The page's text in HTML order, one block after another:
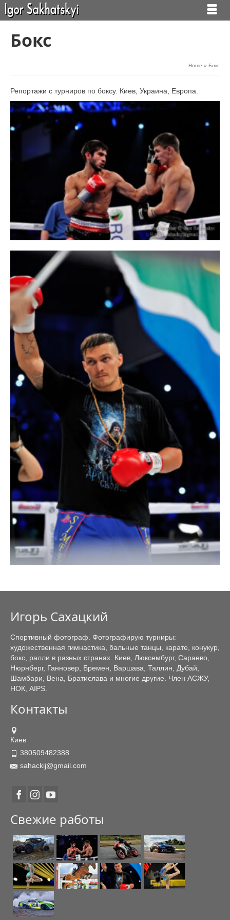
Бокс
Home » Бокс
Репортажи с турниров по боксу. Киев, Украина, Европа.
Игорь Сахацкий
Спортивный фотограф. Фотографирую турниры:
художественная гимнастика, бальные танцы, карате, конукур,
бокс, ралли в разных странах. Киев, Люксембург, Сараево,
Нюрнберг, Ганновер, Бремен, Варшава, Таллин, Дубай,
Шамбари, Вена, Братислава и многие другие. Член АСЖУ,
НОК, AIPS.
Контакты
Киев
380509482388
sahackij@gmail.com
Свежие работы